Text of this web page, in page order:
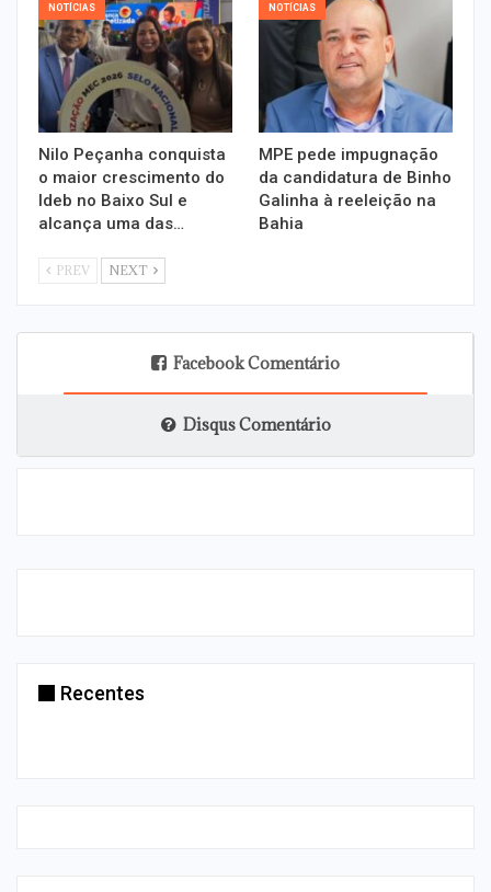
NOTÍCIAS
Nilo Peçanha conquista
o maior crescimento do
Ideb no Baixo Sul e
alcança uma das…
NOTÍCIAS
MPE pede impugnação
da candidatura de Binho
Galinha à reeleição na
Bahia
PREV NEXT
Facebook Comentário
Disqus Comentário
Recentes